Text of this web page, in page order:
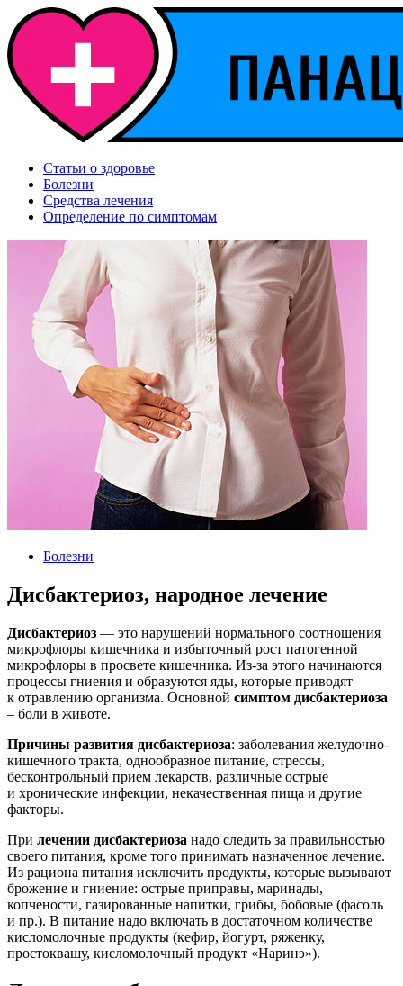
Статьи о здоровье
Болезни
Средства лечения
Определение по симптомам
Болезни
Дисбактериоз, народное лечение
Дисбактериоз — это нарушений нормального соотношения
микрофлоры кишечника и избыточный рост патогенной
микрофлоры в просвете кишечника. Из-за этого начинаются
процессы гниения и образуются яды, которые приводят
к отравлению организма. Основной симптом дисбактериоза
– боли в животе.
Причины развития дисбактериоза: заболевания желудочно-
кишечного тракта, однообразное питание, стрессы,
бесконтрольный прием лекарств, различные острые
и хронические инфекции, некачественная пища и другие
факторы.
При лечении дисбактериоза надо следить за правильностью
своего питания, кроме того принимать назначенное лечение.
Из рациона питания исключить продукты, которые вызывают
брожение и гниение: острые приправы, маринады,
копчености, газированные напитки, грибы, бобовые (фасоль
и пр.). В питание надо включать в достаточном количестве
кисломолочные продукты (кефир, йогурт, ряженку,
простоквашу, кисломолочный продукт «Наринэ»).